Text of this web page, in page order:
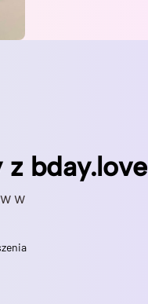
bday.love
w